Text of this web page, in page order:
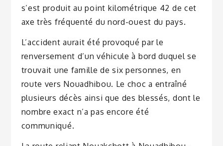
s’est produit au point kilométrique 42 de cet
axe très fréquenté du nord-ouest du pays.
L’accident aurait été provoqué par le
renversement d’un véhicule à bord duquel se
trouvait une famille de six personnes, en
route vers Nouadhibou. Le choc a entraîné
plusieurs décès ainsi que des blessés, dont le
nombre exact n’a pas encore été
communiqué.